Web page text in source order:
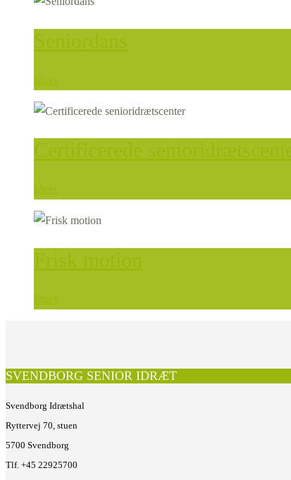
Seniordans
Idræt
Certificerede senioridrætscenter
Idræt
Frisk motion
Idræt
SVENDBORG SENIOR IDRÆT
Svendborg Idrætshal
Ryttervej 70, stuen
5700 Svendborg
Tlf. +45 22925700